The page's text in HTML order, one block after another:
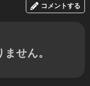
コメントする
せん。